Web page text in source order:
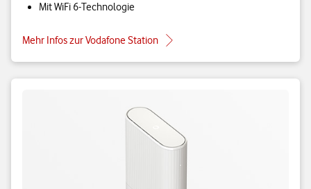
Mit WiFi 6-Technologie
Mehr Infos zur Vodafone Station